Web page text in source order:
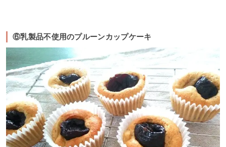
⑥乳製品不使用のプルーンカップケーキ